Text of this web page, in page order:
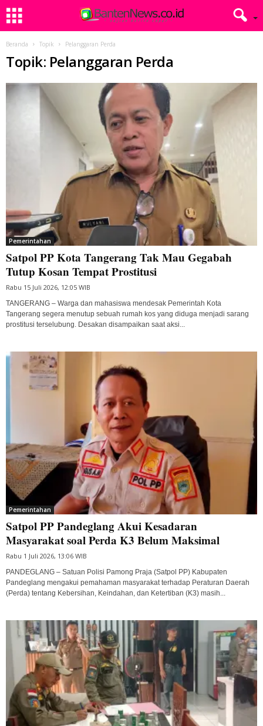
Beranda Topik Pelanggaran Perda
Topik: Pelanggaran Perda
Pemerintahan
Satpol PP Kota Tangerang Tak Mau Gegabah
Tutup Kosan Tempat Prostitusi
Rabu 15 Juli 2026, 12:05 WIB
TANGERANG – Warga dan mahasiswa mendesak Pemerintah Kota
Tangerang segera menutup sebuah rumah kos yang diduga menjadi sarang
prostitusi terselubung. Desakan disampaikan saat aksi...
Pemerintahan
Satpol PP Pandeglang Akui Kesadaran
Masyarakat soal Perda K3 Belum Maksimal
Rabu 1 Juli 2026, 13:06 WIB
PANDEGLANG – Satuan Polisi Pamong Praja (Satpol PP) Kabupaten
Pandeglang mengakui pemahaman masyarakat terhadap Peraturan Daerah
(Perda) tentang Kebersihan, Keindahan, dan Ketertiban (K3) masih...